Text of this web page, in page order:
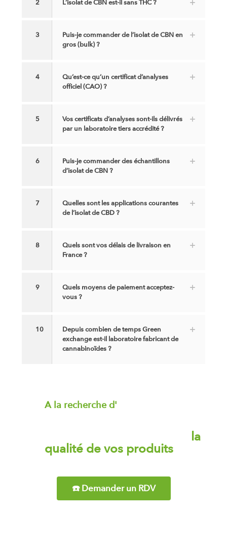
2 L’isolat de CBN est-il sans THC ?
3
Puis-je commander de l’isolat de CBN en
gros (bulk) ?
4
Qu’est-ce qu’un certificat d’analyses
officiel (CAO) ?
5
Vos certificats d’analyses sont-ils délivrés
par un laboratoire tiers accrédité ?
6
Puis-je commander des échantillons
d’isolat de CBN ?
7
Quelles sont les applications courantes
de l’isolat de CBD ?
8
Quels sont vos délais de livraison en
France ?
9
Quels moyens de paiement acceptez-
vous ?
10
Depuis combien de temps Green
exchange est-il laboratoire fabricant de
cannabinoïdes ?
A la recherche d'
la
qualité de vos produits
☎️ Demander un RDV